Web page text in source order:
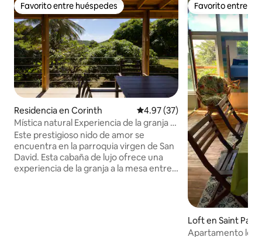
Favorito entre huéspedes
Favorito entre huéspedes
Residencia en Corinth Calificación promedio: 4.97 de
4.97 (37)
Mística natural Experiencia de la granja a
la mesa
Este prestigioso nido de amor se
encuentra en la parroquia virgen de San
David. Esta cabaña de lujo ofrece una
experiencia de la granja a la mesa entre
Favorito entre
Favorito entre
Loft en Saint Pauls
Apartamento loft